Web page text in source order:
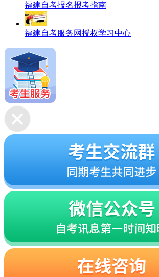
福建自考报名报考指南
福建自考服务网授权学习中心